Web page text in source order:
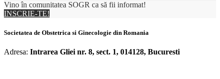
Vino în comunitatea SOGR ca să fii informat!
INSCRIE-TE!
Societatea de Obstetrica si Ginecologie din Romania
Adresa: Intrarea Gliei nr. 8, sect. 1, 014128, Bucuresti